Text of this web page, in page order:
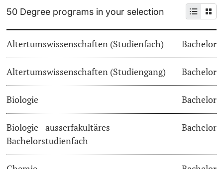
PhD Candidates
Donors & Alumni
Informations, Events & Get a Taste
Student Advice Center
Academic Advice
In My Studies
Continuing Education
University
50 Degree programs in your selection
Altertumswissenschaften (Studienfach) Bachelor
Altertumswissenschaften (Studiengang) Bachelor
Biologie Bachelor
Biologie - ausserfakultäres
Bachelorstudienfach
Bachelor